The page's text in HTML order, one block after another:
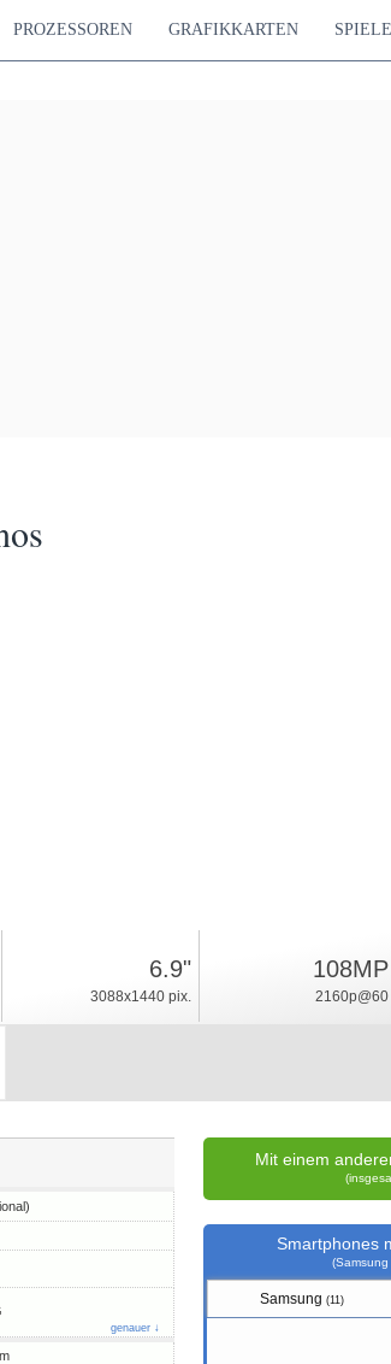
PROZESSOREN GRAFIKKARTEN SPIELE
6.9"
3088x1440 pix.
108MP
2160p@60
genauer ↓
Mit einem
Smartphones
Samsung(11)